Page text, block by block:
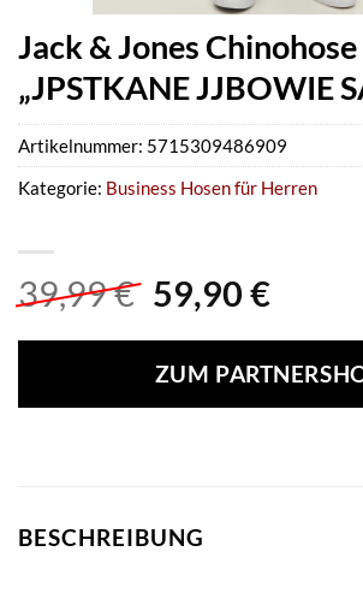
Jack & Jones Chinohose
„JPSTKANE JJBOWIE
39,99€
war:
39,99 €
59,90 €
ist:
59,90
ZUM
Artikelnummer: 5715309486909
Kategorie: Business Hosen für Herren
BESCHREIBUNG